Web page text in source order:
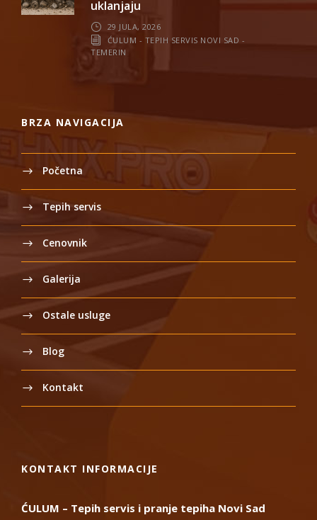
uklanjaju
29 JULA, 2026
ĆULUM - TEPIH SERVIS NOVI SAD -
TEMERIN
BRZA NAVIGACIJA
Početna
Tepih servis
Cenovnik
Galerija
Ostale usluge
Blog
Kontakt
KONTAKT INFORMACIJE
ĆULUM – Tepih servis i pranje tepiha Novi Sad